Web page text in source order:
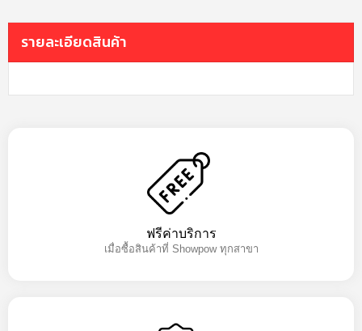
รายละเอียดสินค้า
ฟรีค่าบริการ
เมื่อซื้อสินค้าที่ Showpow ทุกสาขา